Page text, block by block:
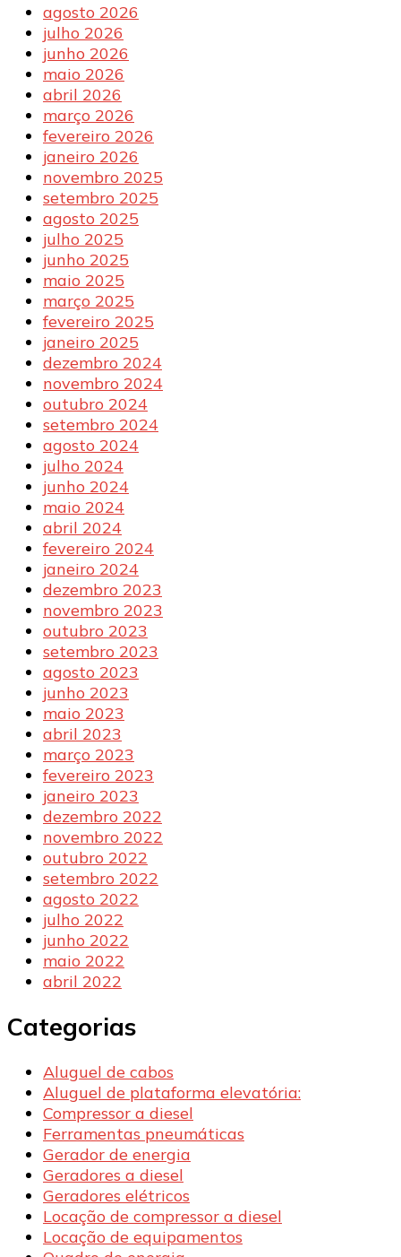
agosto 2026
julho 2026
junho 2026
maio 2026
abril 2026
março 2026
fevereiro 2026
janeiro 2026
novembro 2025
setembro 2025
agosto 2025
julho 2025
junho 2025
maio 2025
março 2025
fevereiro 2025
janeiro 2025
dezembro 2024
novembro 2024
outubro 2024
setembro 2024
agosto 2024
julho 2024
junho 2024
maio 2024
abril 2024
fevereiro 2024
janeiro 2024
dezembro 2023
novembro 2023
outubro 2023
setembro 2023
agosto 2023
junho 2023
maio 2023
abril 2023
março 2023
fevereiro 2023
janeiro 2023
dezembro 2022
novembro 2022
outubro 2022
setembro 2022
agosto 2022
julho 2022
junho 2022
maio 2022
abril 2022
Categorias
Aluguel de cabos
Aluguel de plataforma elevatória:
Compressor a diesel
Ferramentas pneumáticas
Gerador de energia
Geradores a diesel
Geradores elétricos
Locação de compressor a diesel
Locação de equipamentos